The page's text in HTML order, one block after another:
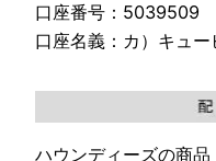
口座番号：5039509
口座名義：カ）キュー
ハウンディーズの商